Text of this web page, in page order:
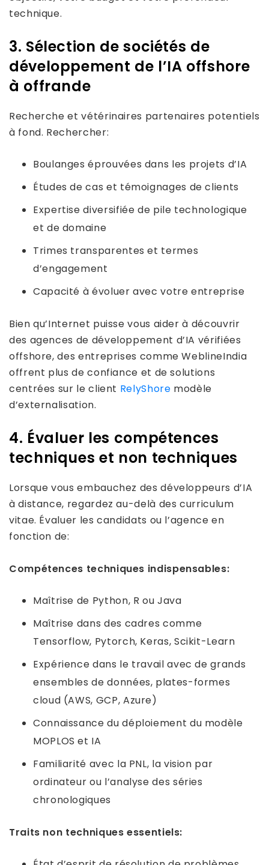
technique.
3. Sélection de sociétés de
développement de l’IA offshore
à offrande
Recherche et vétérinaires partenaires potentiels
à fond. Rechercher:
Boulanges éprouvées dans les projets d’IA
Études de cas et témoignages de clients
Expertise diversifiée de pile technologique
et de domaine
Trimes transparentes et termes
d’engagement
Capacité à évoluer avec votre entreprise
Bien qu’Internet puisse vous aider à découvrir
des agences de développement d’IA vérifiées
offshore, des entreprises comme WeblineIndia
offrent plus de confiance et de solutions
centrées sur le client RelyShore modèle
d’externalisation.
4. Évaluer les compétences
techniques et non techniques
Lorsque vous embauchez des développeurs d’IA
à distance, regardez au-delà des curriculum
vitae. Évaluer les candidats ou l’agence en
fonction de:
Compétences techniques indispensables:
Maîtrise de Python, R ou Java
Maîtrise dans des cadres comme
Tensorflow, Pytorch, Keras, Scikit-Learn
Expérience dans le travail avec de grands
ensembles de données, plates-formes
cloud (AWS, GCP, Azure)
Connaissance du déploiement du modèle
MOPLOS et IA
Familiarité avec la PNL, la vision par
ordinateur ou l’analyse des séries
chronologiques
Traits non techniques essentiels: